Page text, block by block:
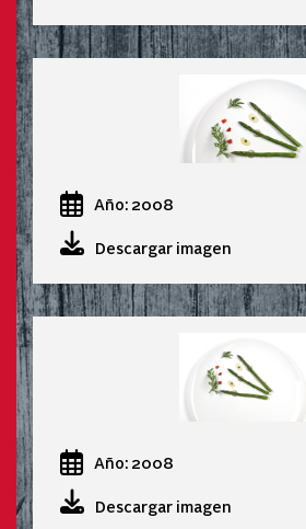
Año: 2008
Descargar imagen
Año: 2008
Descargar imagen